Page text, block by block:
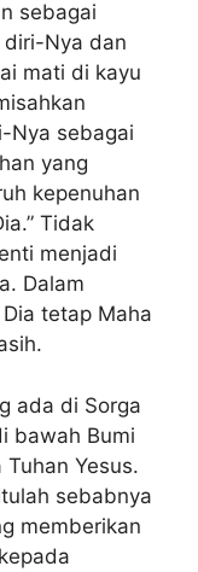
sebagai
diri-Nya dan
mati di kayu
Nya sebagai
yang
kepenuhan
Tidak
menjadi
Dalam
tetap Maha
ada di Sorga
bawah Bumi
Yesus.
sebabnya
memberikan